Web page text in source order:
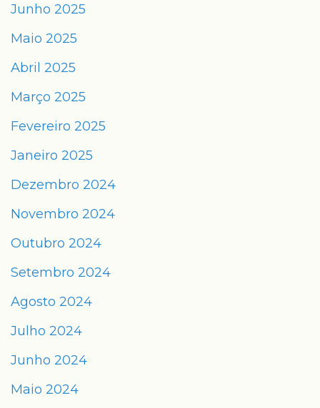
Junho 2025
Maio 2025
Abril 2025
Março 2025
Fevereiro 2025
Janeiro 2025
Dezembro 2024
Novembro 2024
Outubro 2024
Setembro 2024
Agosto 2024
Julho 2024
Junho 2024
Maio 2024